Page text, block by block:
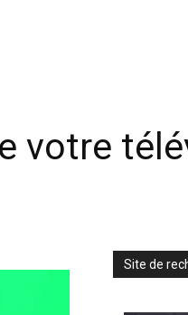
votre
Site de